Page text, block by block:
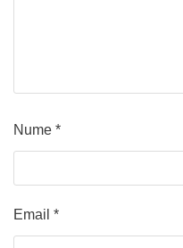
Nume *
Email *